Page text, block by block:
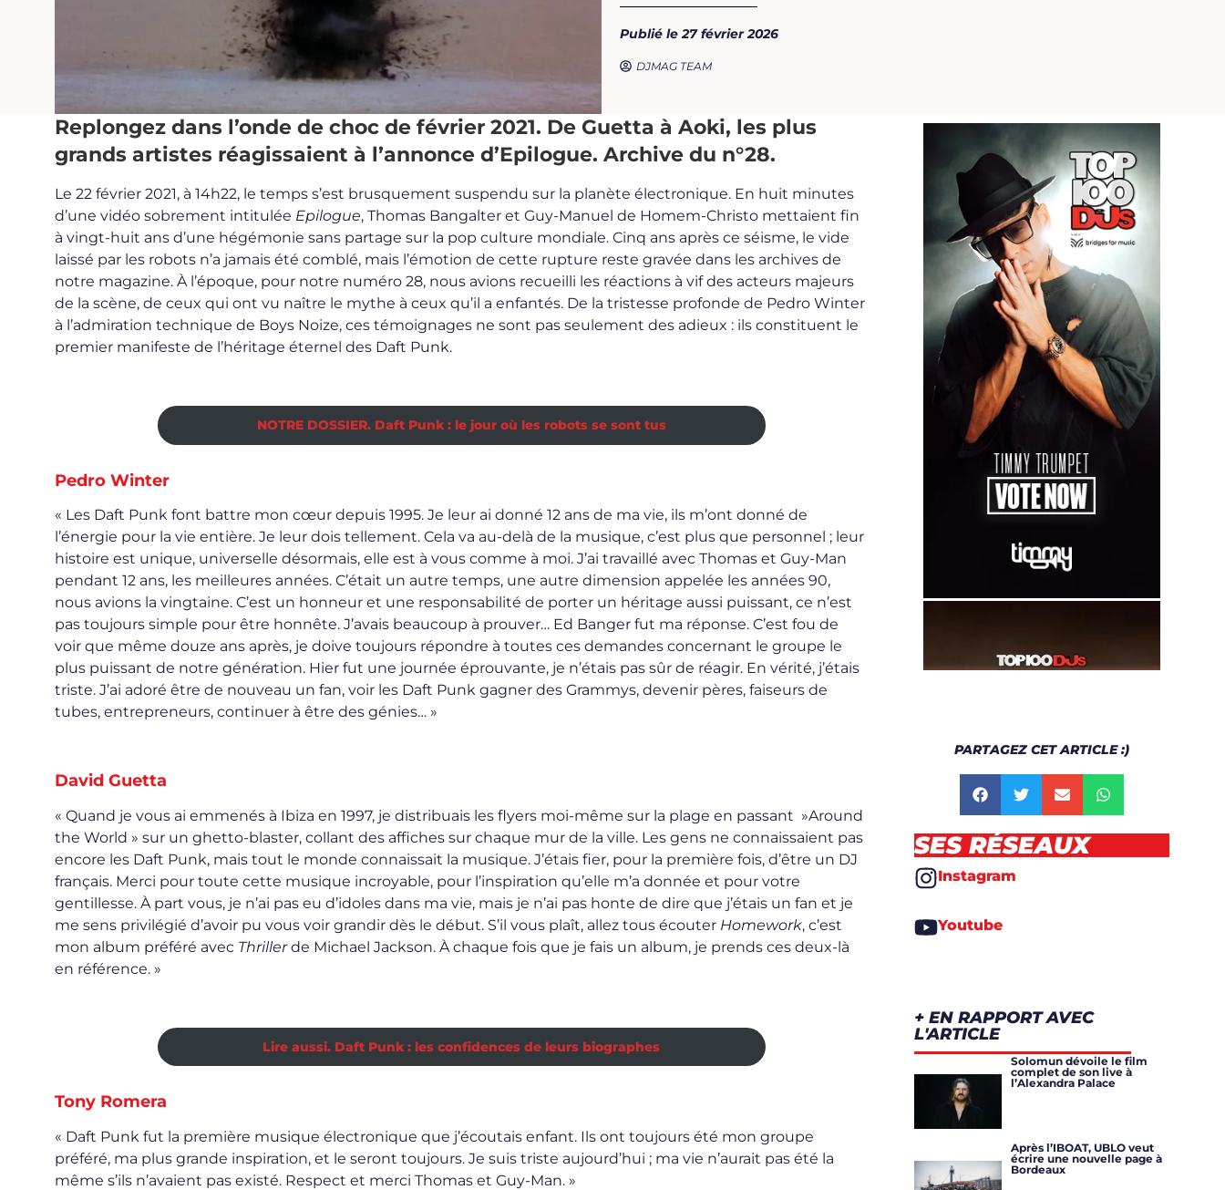
© Epilogue
Publié le 27 février 2026
DJMAG TEAM
Replongez dans l’onde de choc de février 2021. De Guetta à Aoki, les plus
grands artistes réagissaient à l’annonce d’Epilogue. Archive du n°28.
Le 22 février 2021, à 14h22, le temps s’est brusquement suspendu sur la planète électronique. En huit minutes
d’une vidéo sobrement intitulée Epilogue, Thomas Bangalter et Guy-Manuel de Homem-Christo mettaient fin
à vingt-huit ans d’une hégémonie sans partage sur la pop culture mondiale. Cinq ans après ce séisme, le vide
laissé par les robots n’a jamais été comblé, mais l’émotion de cette rupture reste gravée dans les archives de
notre magazine. À l’époque, pour notre numéro 28, nous avions recueilli les réactions à vif des acteurs majeurs
de la scène, de ceux qui ont vu naître le mythe à ceux qu’il a enfantés. De la tristesse profonde de Pedro Winter
à l’admiration technique de Boys Noize, ces témoignages ne sont pas seulement des adieux : ils constituent le
premier manifeste de l’héritage éternel des Daft Punk.
NOTRE DOSSIER. Daft Punk : le jour où les robots se sont tus
Pedro Winter
« Les Daft Punk font battre mon cœur depuis 1995. Je leur ai donné 12 ans de ma vie, ils m’ont donné de
l’énergie pour la vie entière. Je leur dois tellement. Cela va au-delà de la musique, c’est plus que personnel ; leur
histoire est unique, universelle désormais, elle est à vous comme à moi. J’ai travaillé avec Thomas et Guy-Man
pendant 12 ans, les meilleures années. C’était un autre temps, une autre dimension appelée les années 90,
nous avions la vingtaine. C’est un honneur et une responsabilité de porter un héritage aussi puissant, ce n’est
pas toujours simple pour être honnête. J’avais beaucoup à prouver… Ed Banger fut ma réponse. C’est fou de
voir que même douze ans après, je doive toujours répondre à toutes ces demandes concernant le groupe le
plus puissant de notre génération. Hier fut une journée éprouvante, je n’étais pas sûr de réagir. En vérité, j’étais
triste. J’ai adoré être de nouveau un fan, voir les Daft Punk gagner des Grammys, devenir pères, faiseurs de
tubes, entrepreneurs, continuer à être des génies… »
David Guetta
« Quand je vous ai emmenés à Ibiza en 1997, je distribuais les flyers moi-même sur la plage en passant »Around
the World » sur un ghetto-blaster, collant des affiches sur chaque mur de la ville. Les gens ne connaissaient pas
encore les Daft Punk, mais tout le monde connaissait la musique. J’étais fier, pour la première fois, d’être un DJ
français. Merci pour toute cette musique incroyable, pour l’inspiration qu’elle m’a donnée et pour votre
gentillesse. À part vous, je n’ai pas eu d’idoles dans ma vie, mais je n’ai pas honte de dire que j’étais un fan et je
me sens privilégié d’avoir pu vous voir grandir dès le début. S’il vous plaît, allez tous écouter Homework, c’est
mon album préféré avec Thrillerde Michael Jackson. À chaque fois que je fais un album, je prends ces deux-là
en référence. »
Lire aussi. Daft Punk : les confidences de leurs biographes
Tony Romera
« Daft Punk fut la première musique électronique que j’écoutais enfant. Ils ont toujours été mon groupe
préféré, ma plus grande inspiration, et le seront toujours. Je suis triste aujourd’hui ; ma vie n’aurait pas été la
même s’ils n’avaient pas existé. Respect et merci Thomas et Guy-Man. »
PARTAGEZ CET ARTICLE :)
SES RÉSEAUX
Instagram
Youtube
+ EN RAPPORT AVEC
L'ARTICLE
Solomun dévoile le film
complet de son live à
l’Alexandra Palace
Après l’IBOAT, UBLO veut
écrire une nouvelle page à
Bordeaux